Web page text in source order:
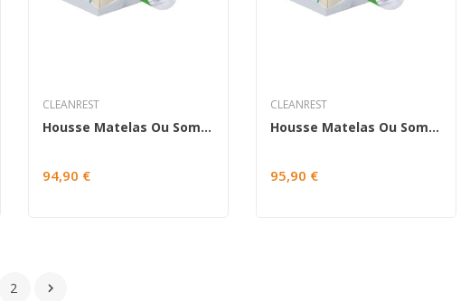
CLEANREST
Housse Matelas Ou Sommier Full 140x190
94,90 €
CLEANREST
Housse Matelas Ou Sommier Full Xl 140x200
95,90 €
2 